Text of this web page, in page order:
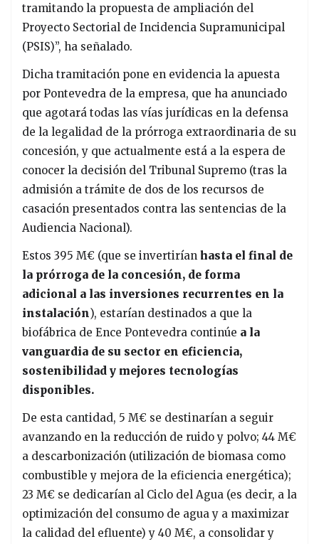
tramitando la propuesta de ampliación del
Proyecto Sectorial de Incidencia Supramunicipal
(PSIS)”, ha señalado.
Dicha tramitación pone en evidencia la apuesta
por Pontevedra de la empresa, que ha anunciado
que agotará todas las vías jurídicas en la defensa
de la legalidad de la prórroga extraordinaria de su
concesión, y que actualmente está a la espera de
conocer la decisión del Tribunal Supremo (tras la
admisión a trámite de dos de los recursos de
casación presentados contra las sentencias de la
Audiencia Nacional).
Estos 395 M€ (que se invertirían hasta el final de
la prórroga de la concesión, de forma
adicional a las inversiones recurrentes en la
instalación), estarían destinados a que la
biofábrica de Ence Pontevedra continúe a la
vanguardia de su sector en eficiencia,
sostenibilidad y mejores tecnologías
disponibles.
De esta cantidad, 5 M€ se destinarían a seguir
avanzando en la reducción de ruido y polvo; 44 M€
a descarbonización (utilización de biomasa como
combustible y mejora de la eficiencia energética);
23 M€ se dedicarían al Ciclo del Agua (es decir, a la
optimización del consumo de agua y a maximizar
la calidad del efluente) y 40 M€, a consolidar y